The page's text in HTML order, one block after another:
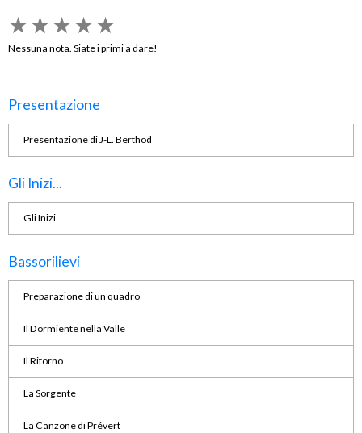
★★★★★
Nessuna nota. Siate i primi a dare!
Presentazione
Presentazione di J-L. Berthod
Gli Inizi...
Gli Inizi
Bassorilievi
Preparazione di un quadro
Il Dormiente nella Valle
Il Ritorno
La Sorgente
La Canzone di Prévert